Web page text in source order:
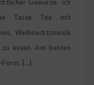
Gewürze. Ich
Tasse Tee mit
Weihnachtsmusik
essen. Am besten
[…]